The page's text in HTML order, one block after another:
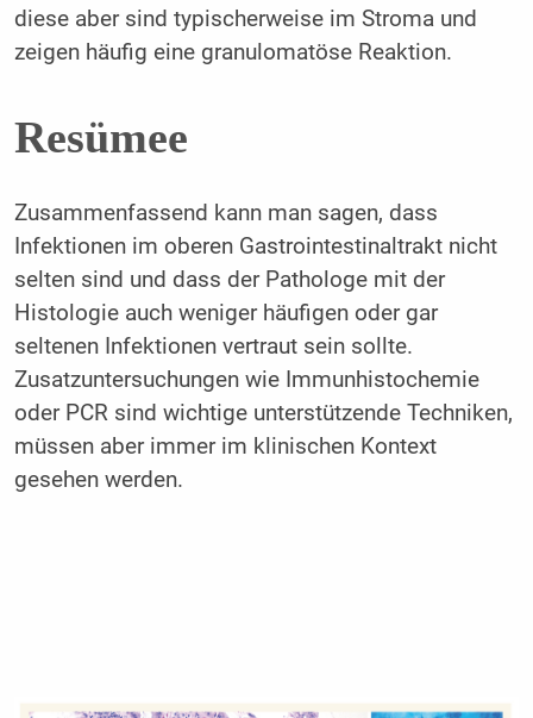
diese aber sind typischerweise im Stroma und
zeigen häufig eine granulomatöse Reaktion.
Resümee
Zusammenfassend kann man sagen, dass
Infektionen im oberen Gastrointestinaltrakt nicht
selten sind und dass der Pathologe mit der
Histologie auch weniger häufigen oder gar
seltenen Infektionen vertraut sein sollte.
Zusatzuntersuchungen wie Immunhistochemie
oder PCR sind wichtige unterstützende Techniken,
müssen aber immer im klinischen Kontext
gesehen werden.